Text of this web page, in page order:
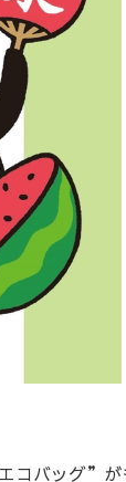
コバッグ”が